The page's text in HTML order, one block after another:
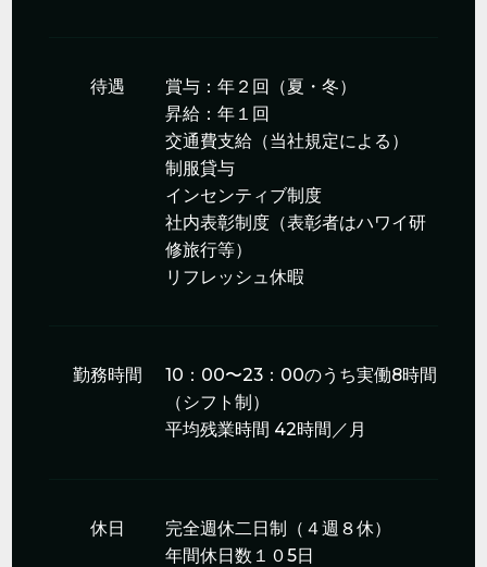
待遇
賞与：年２回（夏・冬）
昇給：年１回
交通費支給（当社規定による）
制服貸与
インセンティブ制度
社内表彰制度（表彰者はハワイ研
修旅行等）
リフレッシュ休暇
勤務時間
10：00〜23：00のうち実働8時間
（シフト制）
平均残業時間 42時間／月
休日
完全週休二日制（４週８休）
年間休日数１０5日